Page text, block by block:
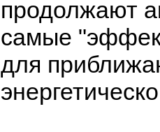
продолжают
самые
для